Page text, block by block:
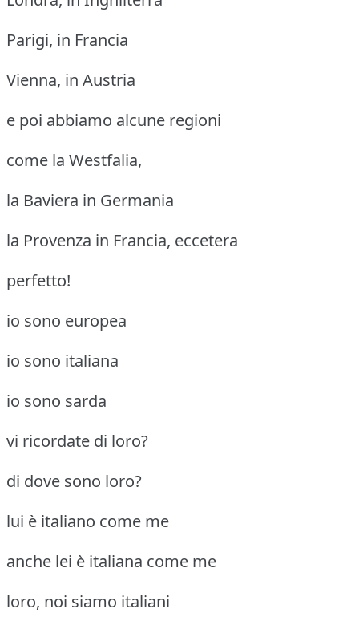
Parigi, in Francia
Vienna, in Austria
e poi abbiamo alcune regioni
come la Westfalia,
la Baviera in Germania
la Provenza in Francia, eccetera
perfetto!
io sono europea
io sono italiana
io sono sarda
vi ricordate di loro?
di dove sono loro?
lui è italiano come me
anche lei è italiana come me
loro, noi siamo italiani